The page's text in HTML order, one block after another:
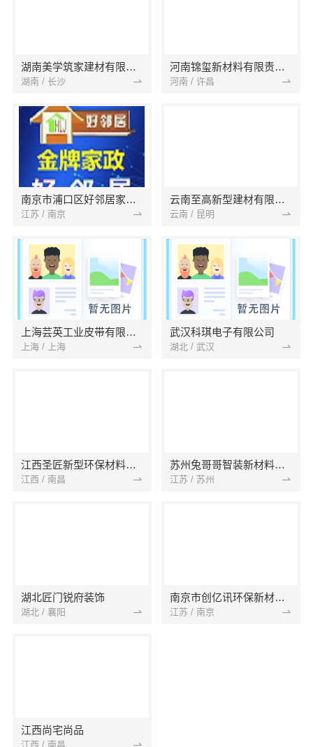
湖南美学筑家建材有限公司
湖南 / 长沙
河南锦玺新材料有限责任公司
河南 / 许昌
南京市浦口区好邻居家政服务中心
江苏 / 南京
云南至高新型建材有限公司
云南 / 昆明
上海芸英工业皮带有限公司
上海 / 上海
武汉科琪电子有限公司
湖北 / 武汉
江西圣匠新型环保材料有限公司
江西 / 南昌
苏州兔哥哥智装新材料有限公司
江苏 / 苏州
湖北匠门锐府装饰
湖北 / 襄阳
南京市创亿讯环保新材料有限公司
江苏 / 南京
江西尚宅尚品
江西 / 南昌